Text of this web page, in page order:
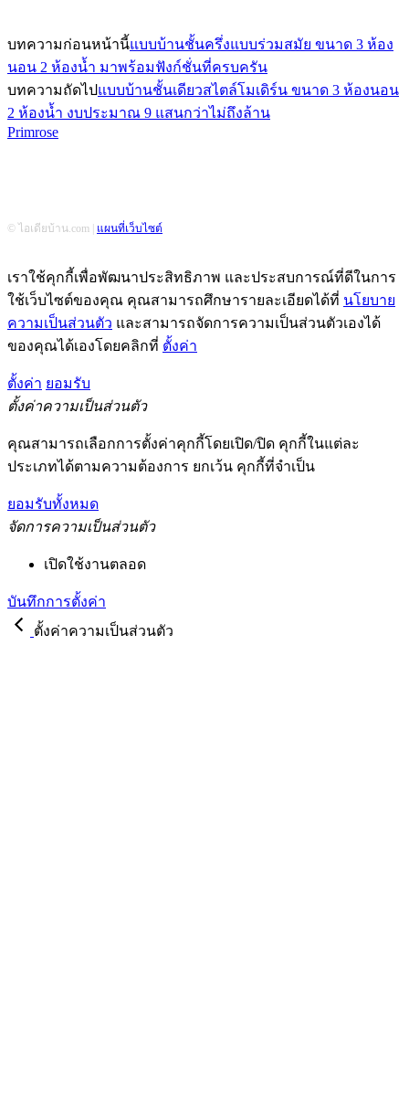
บทความก่อนหน้านี้แบบบ้านชั้นครึ่งแบบร่วมสมัย ขนาด 3 ห้อง
นอน 2 ห้องน้ำ มาพร้อมฟังก์ชั่นที่ครบครัน
บทความถัดไปแบบบ้านชั้นเดียวสไตล์โมเดิร์น ขนาด 3 ห้องนอน
2 ห้องน้ำ งบประมาณ 9 แสนกว่าไม่ถึงล้าน
Primrose
© ไอเดียบ้าน.com | แผนที่เว็บไซต์
เราใช้คุกกี้เพื่อพัฒนาประสิทธิภาพ และประสบการณ์ที่ดีในการ
ใช้เว็บไซต์ของคุณ คุณสามารถศึกษารายละเอียดได้ที่ นโยบาย
ความเป็นส่วนตัว และสามารถจัดการความเป็นส่วนตัวเองได้
ของคุณได้เองโดยคลิกที่ ตั้งค่า
ตั้งค่า ยอมรับ
ตั้งค่าความเป็นส่วนตัว
คุณสามารถเลือกการตั้งค่าคุกกี้โดยเปิด/ปิด คุกกี้ในแต่ละ
ประเภทได้ตามความต้องการ ยกเว้น คุกกี้ที่จำเป็น
ยอมรับทั้งหมด
จัดการความเป็นส่วนตัว
เปิดใช้งานตลอด
บันทึกการตั้งค่า
ตั้งค่าความเป็นส่วนตัว